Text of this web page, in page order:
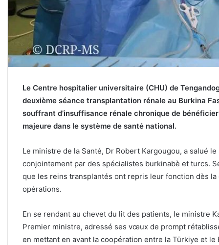
Le Centre hospitalier universitaire (CHU) de
deuxième séance transplantation rénale au Burkina
souffrant d’insuffisance rénale chronique de
majeure dans le système de santé national.
Le ministre de la Santé, Dr Robert Kargougou, a salué
conjointement par des spécialistes burkinabè et turcs.
que les reins transplantés ont repris leur fonction dès
opérations.
En se rendant au chevet du lit des patients, le ministre
Premier ministre, adressé ses vœux de prompt
en mettant en avant la coopération entre la Türkiye et